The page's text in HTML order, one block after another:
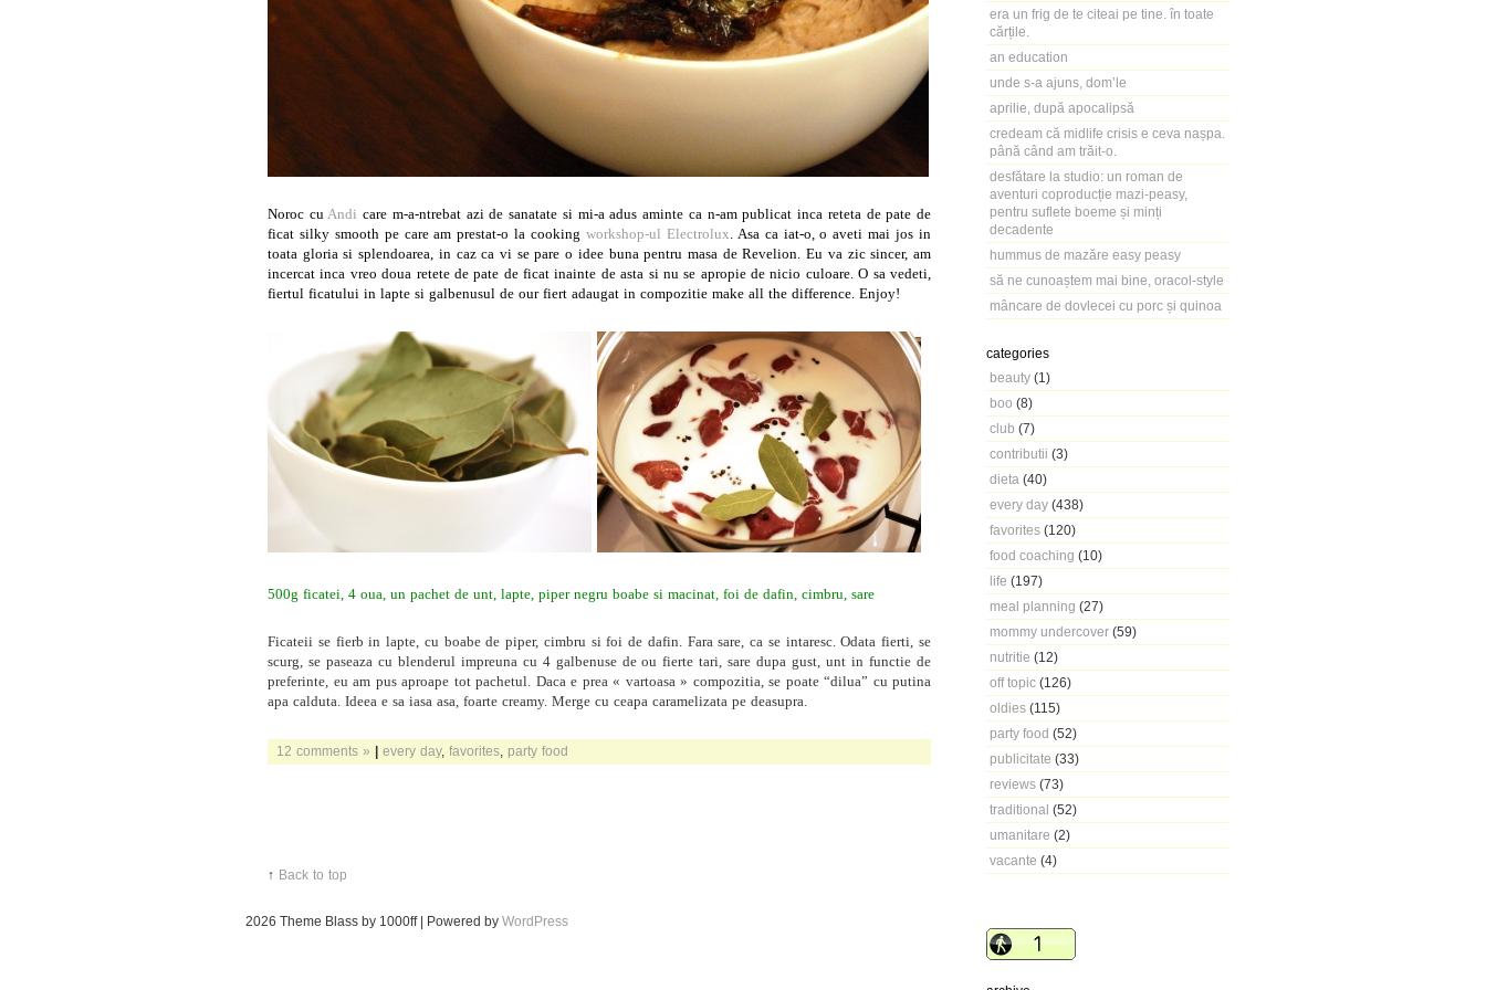
era un frig de te citeai pe tine. în toate
cărțile.
an education
unde s-a ajuns, dom’le
aprilie, după apocalipsă
credeam că midlife crisis e ceva nașpa.
până când am trăit-o.
desfătare la studio: un roman de
aventuri coproducție mazi-peasy,
pentru suflete boeme și minți
decadente
hummus de mazăre easy peasy
să ne cunoaștem mai bine, oracol-style
mâncare de dovlecei cu porc și quinoa
categories
beauty (1)
boo (8)
club (7)
contributii (3)
dieta (40)
every day (438)
favorites (120)
food coaching (10)
life (197)
meal planning (27)
mommy undercover (59)
nutritie (12)
off topic (126)
oldies (115)
party food (52)
publicitate (33)
reviews (73)
traditional (52)
umanitare (2)
vacante (4)
Noroc cuAndi care m-a-ntrebat azi de sanatate si mi-a adus aminte ca n-am publicat inca reteta de pate de
ficat silky smooth pe care am prestat-o la cooking workshop-ul Electrolux. Asa ca iat-o, o aveti mai jos in
toata gloria si splendoarea, in caz ca vi se pare o idee buna pentru masa de Revelion. Eu va zic sincer, am
incercat inca vreo doua retete de pate de ficat inainte de asta si nu se apropie de nicio culoare. O sa vedeti,
fiertul ficatului in lapte si galbenusul de our fiert adaugat in compozitie make all the difference. Enjoy!
500g ficatei, 4 oua, un pachet de unt, lapte, piper negru boabe si macinat, foi de dafin, cimbru, sare
Ficateii se fierb in lapte, cu boabe de piper, cimbru si foi de dafin. Fara sare, ca se intaresc. Odata fierti, se
scurg, se paseaza cu blenderul impreuna cu 4 galbenuse de ou fierte tari, sare dupa gust, unt in functie de
preferinte, eu am pus aproape tot pachetul. Daca e prea « vartoasa » compozitia, se poate “dilua” cu putina
apa calduta. Ideea e sa iasa asa, foarte creamy. Merge cu ceapa caramelizata pe deasupra.
12 comments » | every day, favorites party food
↑ Back to top
2026 Theme Blass by 1000ff | Powered by WordPress